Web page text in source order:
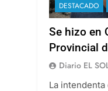
DESTACADO
Se hizo en
Provincial
Diario EL
La